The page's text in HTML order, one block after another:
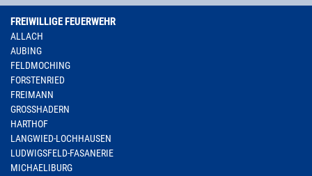
FREIWILLIGE FEUERWEHR
ALLACH
AUBING
FELDMOCHING
FORSTENRIED
FREIMANN
GROSSHADERN
HARTHOF
LANGWIED-LOCHHAUSEN
LUDWIGSFELD-FASANERIE
MICHAELIBURG